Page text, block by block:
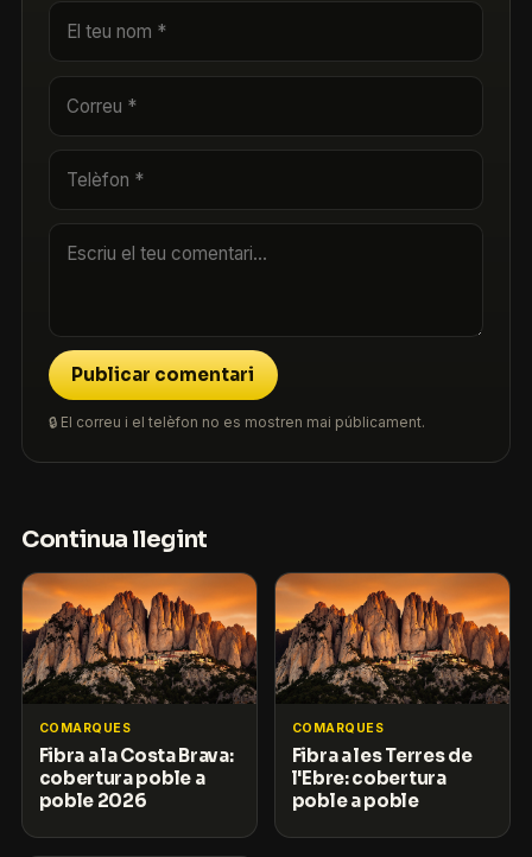
Publicar comentari
🔒 El correu i el telèfon no es mostren mai públicament.
Continua llegint
COMARQUES
Fibra a la Costa Brava:
cobertura poble a
poble 2026
COMARQUES
Fibra a les Terres de
l'Ebre: cobertura
poble a poble